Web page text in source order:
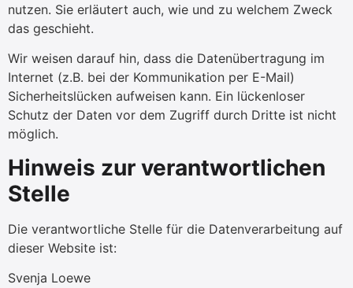
nutzen. Sie erläutert auch, wie und zu welchem Zweck
das geschieht.
Wir weisen darauf hin, dass die Datenübertragung im
Internet (z.B. bei der Kommunikation per E-Mail)
Sicherheitslücken aufweisen kann. Ein lückenloser
Schutz der Daten vor dem Zugriff durch Dritte ist nicht
möglich.
Hinweis zur verantwortlichen
Stelle
Die verantwortliche Stelle für die Datenverarbeitung auf
dieser Website ist:
Svenja Loewe